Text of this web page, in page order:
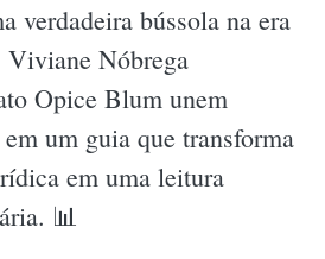
verdadeira bússola na era
Nóbrega
Opice Blum unem
um guia que transforma
em uma leitura
📊